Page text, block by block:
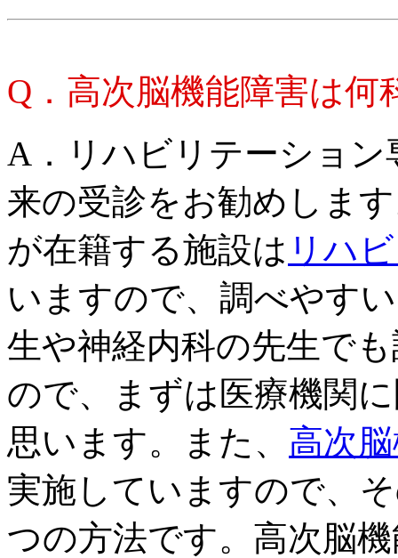
Q．高次脳機能障害は
A．リハビリテーショ
来の受診をお勧めしま
が在籍する施設は リハ
いますので、調べやす
生や神経内科の先生で
ので、まずは医療機関
思います。また、 高次
実施していますので、
つの方法です。高次脳